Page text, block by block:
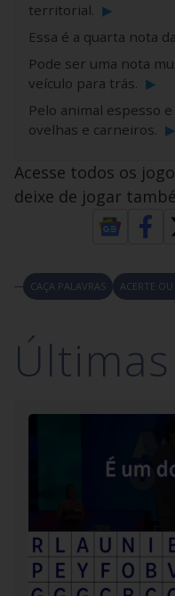
territorial. ▶
Essa é a quarta nota
Pode ser uma nota
veículo para trás. ▶
Pelo animal espesso
ovelhas e carneiros. ▶
Acesse todos os
deixe de jogar
CAÇA PALAVRAS ACERTE
Últimas